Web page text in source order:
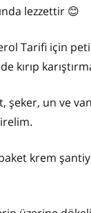
lezzettir 😊
Tarifi için
kırıp
şeker, un ve
krem